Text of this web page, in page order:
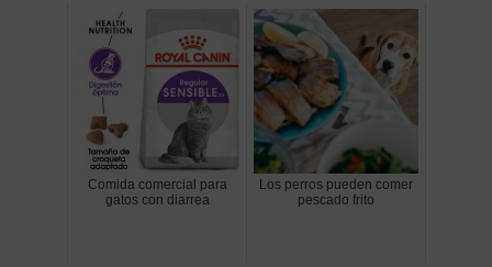
Comida comercial para
gatos con diarrea
Los perros pueden comer
pescado frito